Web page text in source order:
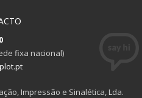
fixa nacional)
Impressão e Sinalética, Lda.